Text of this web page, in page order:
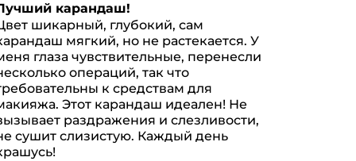
карандаш!
шикарный, глубокий, сам
мягкий, но не растекается. У
глаза чувствительные, перенесли
операций, так что
к средствам для
Этот карандаш идеален! Не
раздражения и слезливости,
сушит слизистую. Каждый день